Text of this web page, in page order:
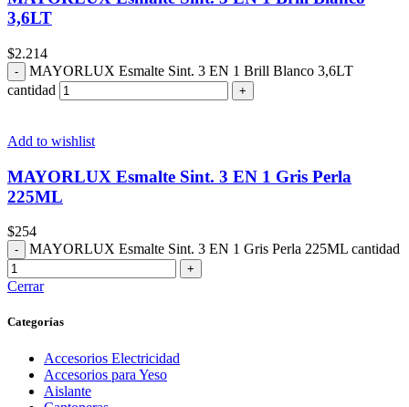
3,6LT
$2.214
MAYORLUX Esmalte Sint. 3 EN 1 Brill Blanco 3,6LT
cantidad
Add to wishlist
MAYORLUX Esmalte Sint. 3 EN 1 Gris Perla
225ML
$254
MAYORLUX Esmalte Sint. 3 EN 1 Gris Perla 225ML cantidad
Cerrar
Categorías
Accesorios Electricidad
Accesorios para Yeso
Aislante